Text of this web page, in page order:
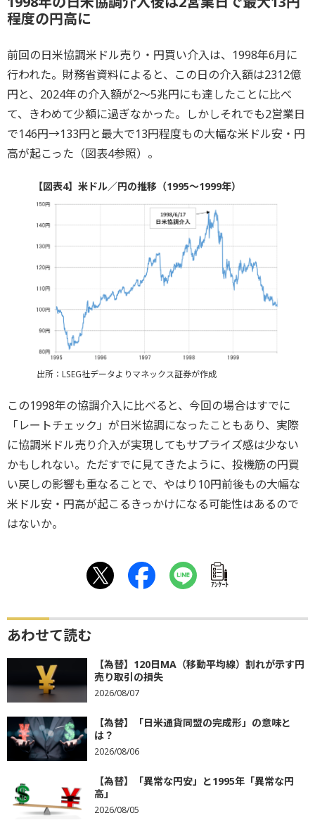
程度の円高に
前回の日米協調米ドル売り・円買い介入は、1998年6月に
行われた。財務省資料によると、この日の介入額は2312億
円と、2024年の介入額が2～5兆円にも達したことに比べ
て、きわめて少額に過ぎなかった。しかしそれでも2営業日
で146円→133円と最大で13円程度もの大幅な米ドル安・円
高が起こった（図表4参照）。
【図表4】米ドル／円の推移（1995～1999年）
出所：LSEG社データよりマネックス証券が作成
この1998年の協調介入に比べると、今回の場合はすでに
「レートチェック」が日米協調になったこともあり、実際
に協調米ドル売り介入が実現してもサプライズ感は少ない
かもしれない。ただすでに見てきたように、投機筋の円買
い戻しの影響も重なることで、やはり10円前後もの大幅な
米ドル安・円高が起こるきっかけになる可能性はあるので
はないか。
ｱﾝｹｰﾄ
あわせて読む
【為替】120日MA（移動平均線）割れが示す円
売り取引の損失
2026/08/07
【為替】「日米通貨同盟の完成形」の意味と
は？
2026/08/06
【為替】「異常な円安」と1995年「異常な円
高」
2026/08/05